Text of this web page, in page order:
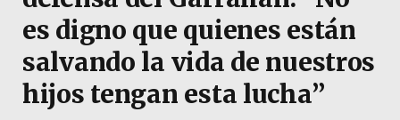
es digno que quienes están
salvando la vida de nuestros
hijos tengan esta lucha”